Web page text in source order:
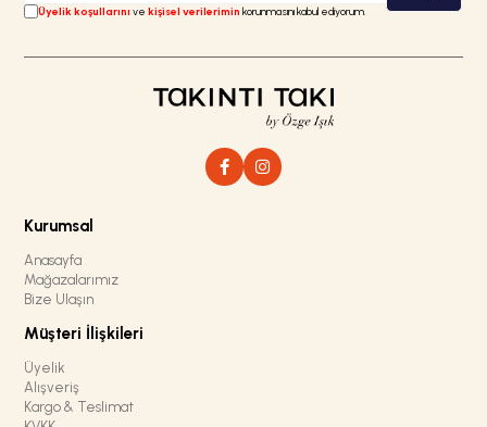
Üyelik koşullarını vekişisel verilerimin korunmasını kabul ediyorum.
Kurumsal
Anasayfa
Mağazalarımız
Bize Ulaşın
Müşteri İlişkileri
Üyelik
Alışveriş
Kargo & Teslimat